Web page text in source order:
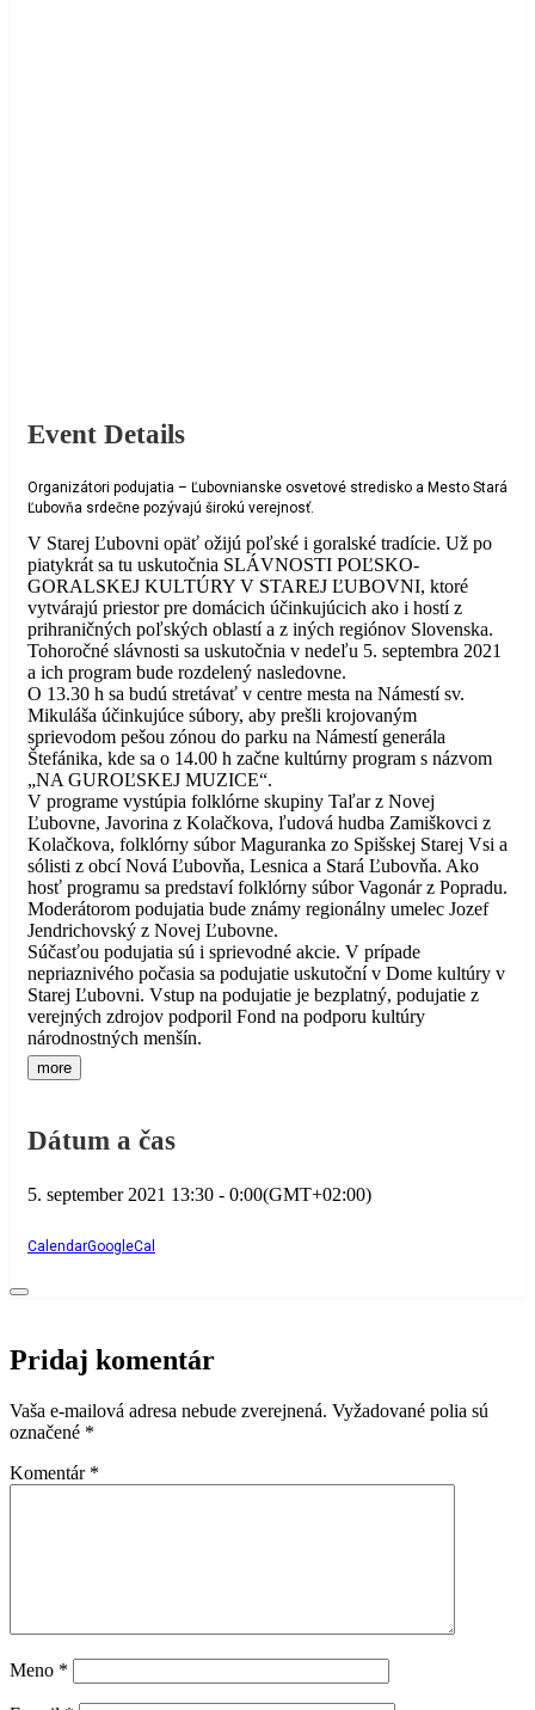
Event Details
Organizátori podujatia – Ľubovnianske osvetové stredisko a Mesto Stará
Ľubovňa srdečne pozývajú širokú verejnosť.
V Starej Ľubovni opäť ožijú poľské i goralské tradície. Už po
piatykrát sa tu uskutočnia SLÁVNOSTI POĽSKO-
GORALSKEJ KULTÚRY V STAREJ ĽUBOVNI, ktoré
vytvárajú priestor pre domácich účinkujúcich ako i hostí z
prihraničných poľských oblastí a z iných regiónov Slovenska.
Tohoročné slávnosti sa uskutočnia v nedeľu 5. septembra 2021
a ich program bude rozdelený nasledovne.
O 13.30 h sa budú stretávať v centre mesta na Námestí sv.
Mikuláša účinkujúce súbory, aby prešli krojovaným
sprievodom pešou zónou do parku na Námestí generála
Štefánika, kde sa o 14.00 h začne kultúrny program s názvom
„NA GUROĽSKEJ MUZICE“.
V programe vystúpia folklórne skupiny Taľar z Novej
Ľubovne, Javorina z Kolačkova, ľudová hudba Zamiškovci z
Kolačkova, folklórny súbor Maguranka zo Spišskej Starej Vsi a
sólisti z obcí Nová Ľubovňa, Lesnica a Stará Ľubovňa. Ako
hosť programu sa predstaví folklórny súbor Vagonár z Popradu.
Moderátorom podujatia bude známy regionálny umelec Jozef
Jendrichovský z Novej Ľubovne.
Súčasťou podujatia sú i sprievodné akcie. V prípade
nepriaznivého počasia sa podujatie uskutoční v Dome kultúry v
Starej Ľubovni. Vstup na podujatie je bezplatný, podujatie z
verejných zdrojov podporil Fond na podporu kultúry
národnostných menšín.
more
Dátum a čas
5. september 2021 13:30 - 0:00(GMT+02:00)
CalendarGoogleCal
Pridaj komentár
Vaša e-mailová adresa nebude zverejnená. Vyžadované polia sú
označené *
Komentár *
Meno *